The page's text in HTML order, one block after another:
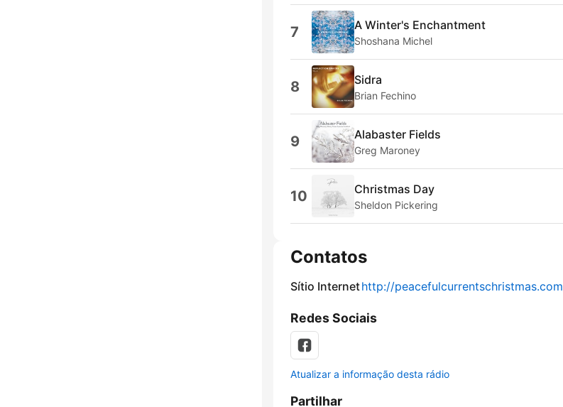
7 A Winter's Enchantment
Shoshana Michel
8 Sidra
Brian Fechino
9 Alabaster Fields
Greg Maroney
10 Christmas Day
Sheldon Pickering
Contatos
Sítio Internethttp://peacefulcurrentschristmas.com
Redes Sociais
Atualizar a informação desta rádio
Partilhar